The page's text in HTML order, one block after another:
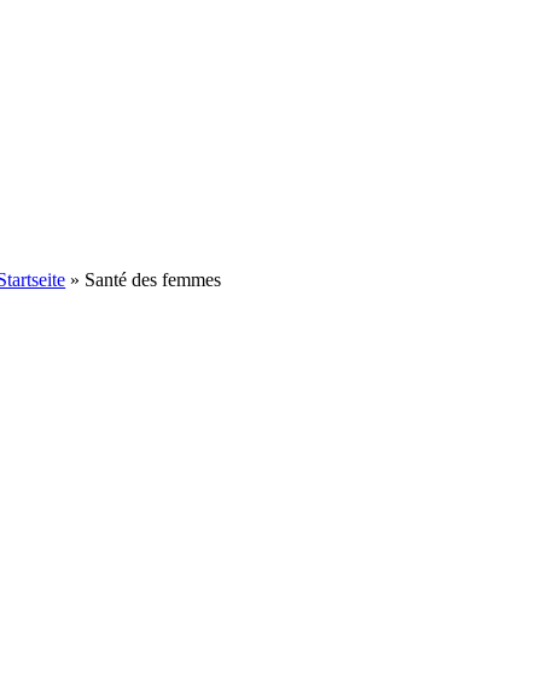
» Santé des femmes